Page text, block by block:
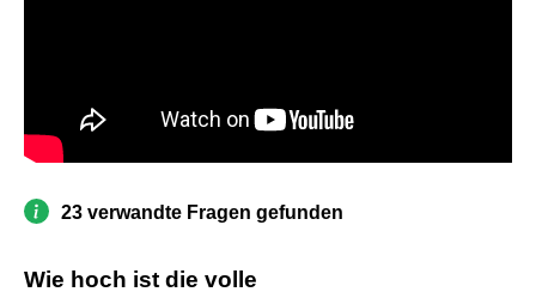
23 verwandte Fragen gefunden
Wie hoch ist die volle